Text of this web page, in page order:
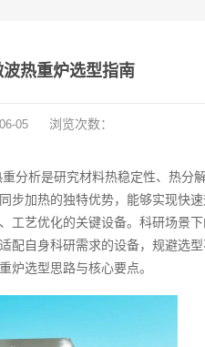
热重炉选型指南
05 浏览次数：
分析是研究材料热稳定性、热分
步加热的独特优势，能够实现快
艺优化的关键设备。科研场景下
自身科研需求的设备，规避选
炉选型思路与核心要点。